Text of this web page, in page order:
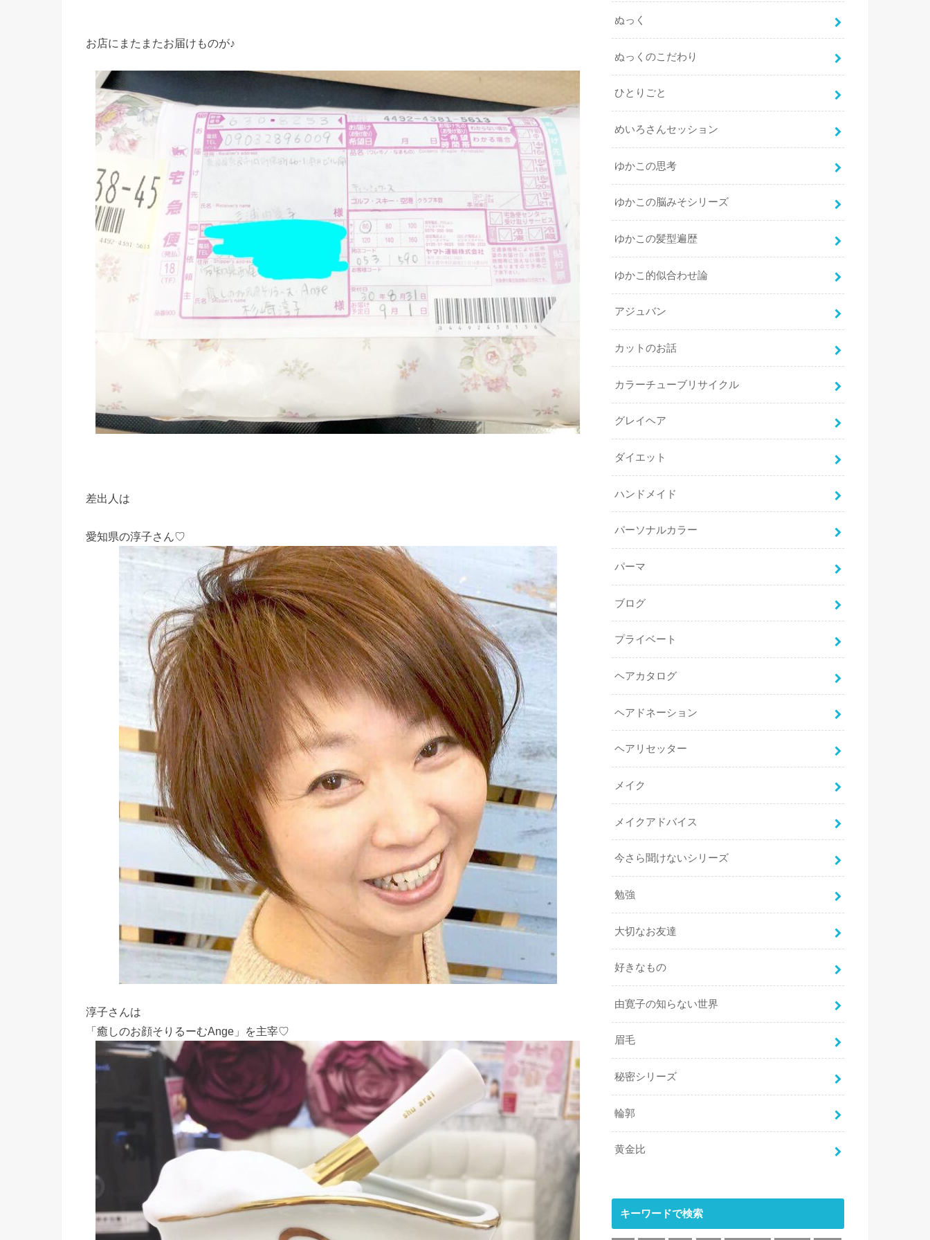
お店にまたまたお届けものが♪
差出人は
愛知県の淳子さん♡
淳子さんは
「癒しのお顔そりるーむAnge」を主宰♡
ぬっく
ぬっくのこだわり
ひとりごと
めいろさんセッション
ゆかこの思考
ゆかこの脳みそシリーズ
ゆかこの髪型遍歴
ゆかこ的似合わせ論
アジュバン
カットのお話
カラーチューブリサイクル
グレイヘア
ダイエット
ハンドメイド
パーソナルカラー
パーマ
ブログ
プライベート
ヘアカタログ
ヘアドネーション
ヘアリセッター
メイク
メイクアドバイス
今さら聞けないシリーズ
勉強
大切なお友達
好きなもの
由寛子の知らない世界
眉毛
秘密シリーズ
輪郭
黄金比
キーワードで検索